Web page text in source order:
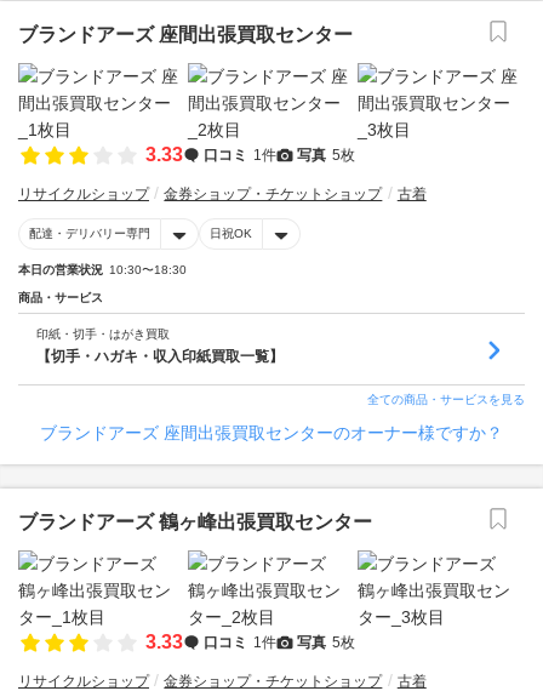
ブランドアーズ 座間出張買取センター
3.33 口コミ 1件 写真 5枚
リサイクルショップ 金券ショップ・チケットショップ 古着
配達・デリバリー専門 日祝OK
本日の営業状況 10:30〜18:30
商品・サービス
印紙・切手・はがき買取
【切手・ハガキ・収入印紙買取一覧】
全ての商品・サービスを見る
ブランドアーズ 座間出張買取センターのオーナー様ですか？
ブランドアーズ 鶴ヶ峰出張買取センター
3.33 口コミ 1件 写真 5枚
リサイクルショップ 金券ショップ・チケットショップ 古着